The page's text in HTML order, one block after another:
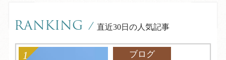
RANKING / 直近30日の人気記事
ブログ